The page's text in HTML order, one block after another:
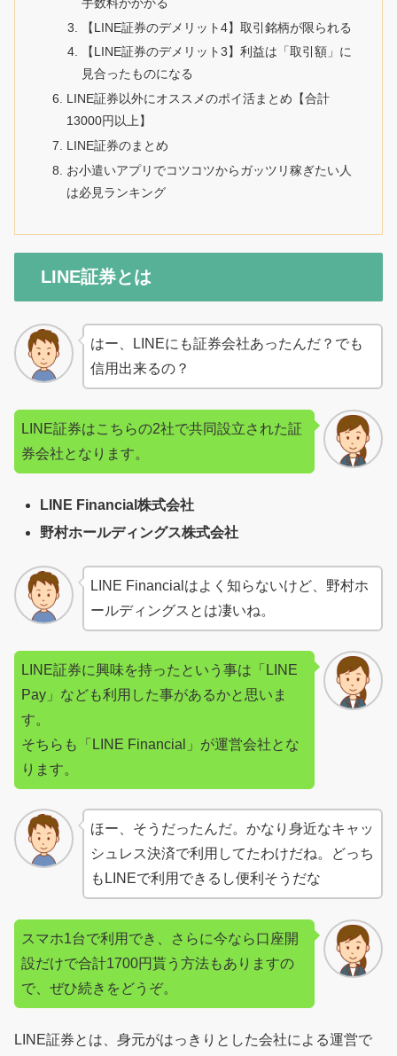
【LINE証券のデメリット4】取引銘柄が限られる
【LINE証券のデメリット3】利益は「取引額」に
見合ったものになる
LINE証券以外にオススメのポイ活まとめ【合計
13000円以上】
LINE証券のまとめ
お小遣いアプリでコツコツからガッツリ稼ぎたい人
は必見ランキング
LINE証券とは
はー、LINEにも証券会社あったんだ？でも
信用出来るの？
LINE証券はこちらの2社で共同設立された証
券会社となります。
LINE Financial株式会社
野村ホールディングス株式会社
LINE Financialはよく知らないけど、野村ホ
ールディングスとは凄いね。
LINE証券に興味を持ったという事は「LINE
Pay」なども利用した事があるかと思いま
す。
そちらも「LINE Financial」が運営会社とな
ります。
ほー、そうだったんだ。かなり身近なキャッ
シュレス決済で利用してたわけだね。どっち
もLINEで利用できるし便利そうだな
スマホ1台で利用でき、さらに今なら口座開
設だけで合計1700円貰う方法もありますの
で、ぜひ続きをどうぞ。
LINE証券とは、身元がはっきりとした会社による運営で